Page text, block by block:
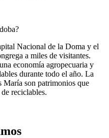
Nacional de la Doma y el
a miles de visitantes.
economía agropecuaria y
durante todo el año. La
María son patrimonios que
reciclables.